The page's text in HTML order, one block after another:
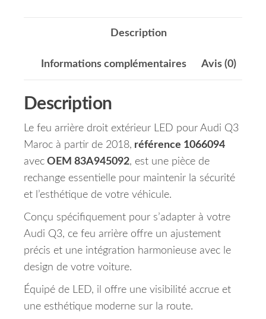
Description
Informations complémentaires Avis (0)
Description
Le feu arrière droit extérieur LED pour Audi Q3
Maroc à partir de 2018, référence 1066094
avec OEM 83A945092, est une pièce de
rechange essentielle pour maintenir la sécurité
et l’esthétique de votre véhicule.
Conçu spécifiquement pour s’adapter à votre
Audi Q3, ce feu arrière offre un ajustement
précis et une intégration harmonieuse avec le
design de votre voiture.
Équipé de LED, il offre une visibilité accrue et
une esthétique moderne sur la route.